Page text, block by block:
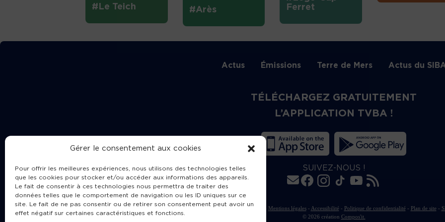
Gérer le consentement aux cookies
Pour offrir les meilleures expériences, nous utilisons des technologies telles
que les cookies pour stocker et/ou accéder aux informations des appareils.
Le fait de consentir à ces technologies nous permettra de traiter des
données telles que le comportement de navigation ou les ID uniques sur ce
site. Le fait de ne pas consentir ou de retirer son consentement peut avoir un
effet négatif sur certaines caractéristiques et fonctions.
#Le Teich #Arès
Ferret
Actus Émissions Terre de Mers Actus du
TÉLÉCHARGEZ GRATUITEMENT
L’APPLICATION TVBA !
SUIVEZ-NOUS !
Charte de publication Mentions légales- Accessibilité- Politique de confidentialité- Plan de site-
© 2026 création Compos'it.